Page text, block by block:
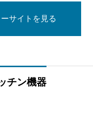
サイトを見る
チン機器